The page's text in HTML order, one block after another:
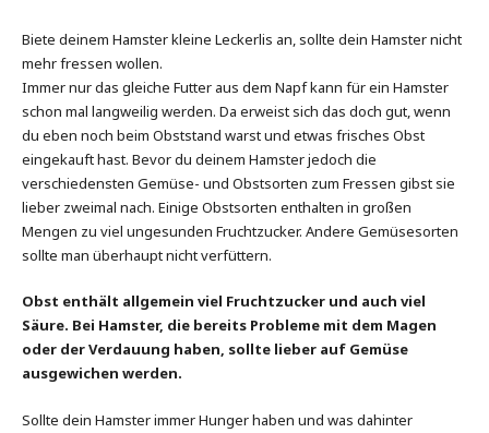
Biete deinem Hamster kleine Leckerlis an, sollte dein Hamster nicht
mehr fressen wollen.
Immer nur das gleiche Futter aus dem Napf kann für ein Hamster
schon mal langweilig werden. Da erweist sich das doch gut, wenn
du eben noch beim Obststand warst und etwas frisches Obst
eingekauft hast. Bevor du deinem Hamster jedoch die
verschiedensten Gemüse- und Obstsorten zum Fressen gibst sie
lieber zweimal nach. Einige Obstsorten enthalten in großen
Mengen zu viel ungesunden Fruchtzucker. Andere Gemüsesorten
sollte man überhaupt nicht verfüttern.
Obst enthält allgemein viel Fruchtzucker und auch viel
Säure. Bei Hamster, die bereits Probleme mit dem Magen
oder der Verdauung haben, sollte lieber auf Gemüse
ausgewichen werden.
Sollte dein Hamster immer Hunger haben und was dahinter